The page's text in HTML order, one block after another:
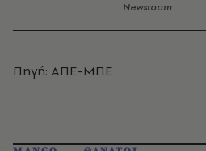
Newsroom
Πηγή: ΑΠΕ-ΜΠΕ